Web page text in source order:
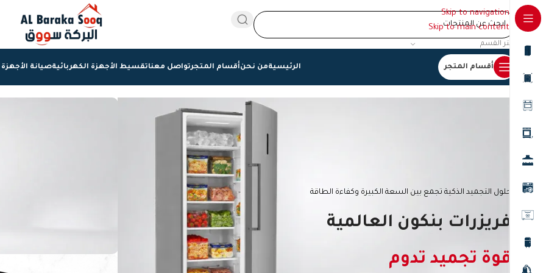
Skip to navigation
Skip to main content
اختر القسم
أقسام المتجر الرئيسيةمن نحنأقسام المتجرتواصل معناتقسيط الأجهزة الكهربائيةصيانة الأجهزة
فريزرات بنكون العالمية
قوة تجميد تدوم
نوفر لك فيالبركة سووقاجهزة مصممة بأحدث تقنيات